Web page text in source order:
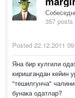
357 posts
Posted 22.12.2011
Яна бир кулгили
киришгандан кейин
"тешилгунча"
бунака одатлар?